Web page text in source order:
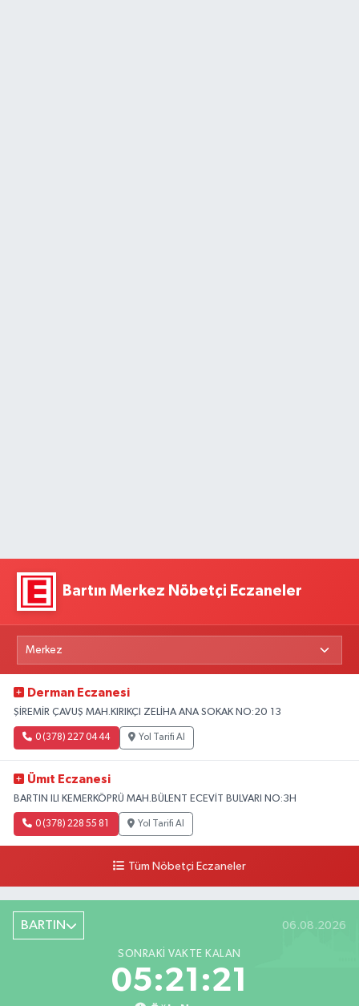
Bartın Merkez Nöbetçi Eczaneler
Derman Eczanesi
ŞİREMİR ÇAVUŞ MAH.KIRIKÇI ZELİHA ANA SOKAK NO:20 13
0 (378) 227 04 44 Yol Tarifi Al
Ümıt Eczanesi
BARTIN ILI KEMERKÖPRÜ MAH.BÜLENT ECEVİT BULVARI NO:3H
0 (378) 228 55 81 Yol Tarifi Al
Tüm Nöbetçi Eczaneler
BARTIN 06.08.2026
SONRAKI VAKTE KALAN
05:21:20